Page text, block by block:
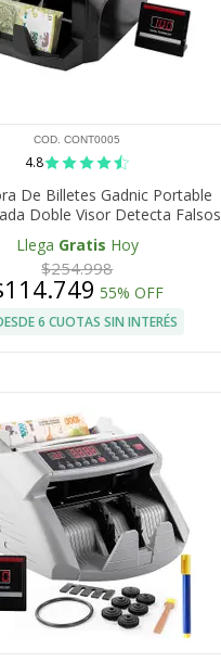
COD. CONT0005
4.8
De Billetes Gadnic Portable
Doble Visor Detecta Falsos
Dolares Euros Pesos
Llega Gratis Hoy
$254.998
55% OFF
6 CUOTAS SIN INTERÉS